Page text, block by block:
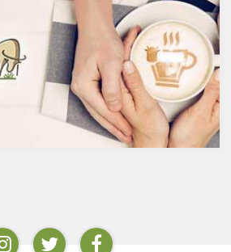
度～
コー
お酒
す。
を助けるケルセチン
免疫力を保つことは、コロナウ
イルスの対策に限らず風邪やイ
ンフルエンザなど、さまざまな
疾患に対して人の体に有益な効
果を与えます。その免疫システ
ムを維持するのに重要な働きを
するのが亜鉛。